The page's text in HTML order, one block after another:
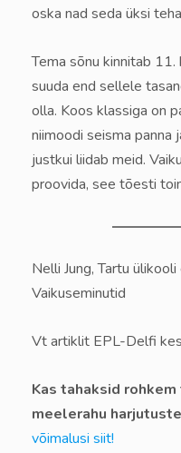
oska nad seda üksi
Tema sõnu kinnitab
suuda end sellele
olla. Koos klassiga on
niimoodi seisma panna
justkui liidab meid.
proovida, see tõesti
Nelli Jung, Tartu
Vaikuseminutid
Vt artiklit EPL-Delfi
Kas tahaksid
meelerahu
võimalusi siit!